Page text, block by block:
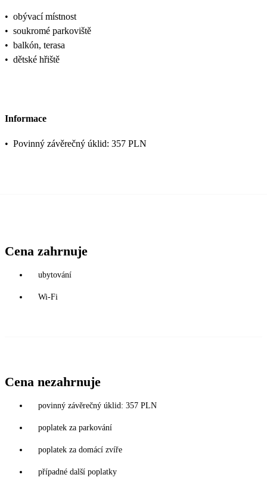
• obývací místnost
• soukromé parkoviště
• balkón, terasa
• dětské hřiště
Informace
• Povinný závěrečný úklid: 357 PLN
Cena zahrnuje
ubytování
Wi-Fi
Cena nezahrnuje
povinný závěrečný úklid: 357 PLN
poplatek za parkování
poplatek za domácí zvíře
případné další poplatky